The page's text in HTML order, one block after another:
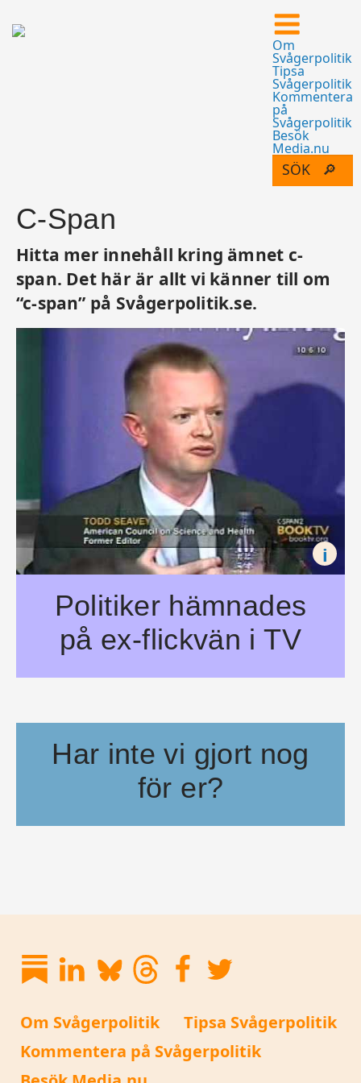
Om
Svågerpolitik
Tipsa
Svågerpolitik
Kommentera
på
Svågerpolitik
Besök
Media.nu
C-Span
Hitta mer innehåll kring ämnet c-
span. Det här är allt vi känner till om
“c-span” på Svågerpolitik.se.
i
Politiker hämnades
på ex-flickvän i TV
Kanske det började som en politisk debatt likt alla andra, men det
Har inte vi gjort nog
för er?
En 90-årig kvinna ringer till tv-kanalen C-SPAN i direktsändning
Om Svågerpolitik
Tipsa Svågerpolitik
Kommentera på Svågerpolitik